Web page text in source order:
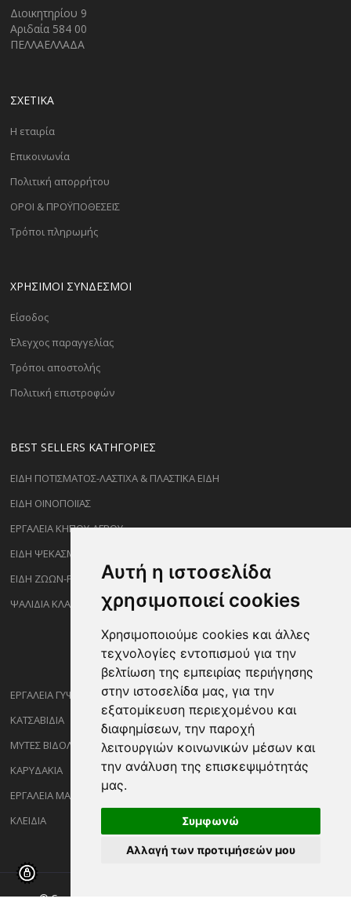
Αυτή η ιστοσελίδα
χρησιμοποιεί cookies
Χρησιμοποιούμε cookies και άλλες
τεχνολογίες εντοπισμού για την
βελτίωση της εμπειρίας περιήγησης
στην ιστοσελίδα μας, για την
εξατομίκευση περιεχομένου και
διαφημίσεων, την παροχή
λειτουργιών κοινωνικών μέσων και
την ανάλυση της επισκεψιμότητάς
μας.
Συμφωνώ
Αλλαγή των προτιμήσεών μου
Διοικητηρίου 9
Αριδαία 584 00
ΠΕΛΛΑΕΛΛΑΔΑ
ΣΧΕΤΙΚΑ
Η εταιρία
Επικοινωνία
Πολιτική απορρήτου
ΟΡΟΙ & ΠΡΟΫΠΟΘΕΣΕΙΣ
Τρόποι πληρωμής
ΧΡΗΣΙΜΟΙ ΣΥΝΔΕΣΜΟΙ
Είσοδος
Έλεγχος παραγγελίας
Τρόποι αποστολής
Πολιτική επιστροφών
BEST SELLERS ΚΑΤΗΓΟΡΊΕΣ
ΕΙΔΗ ΠΟΤΙΣΜΑΤΟΣ-ΛΑΣΤΙΧΑ & ΠΛΑΣΤΙΚΑ ΕΙΔΗ
ΕΙΔΗ ΟΙΝΟΠΟΙΪΑΣ
ΕΡΓΑΛΕΙΑ ΚΗΠΟΥ-ΑΓΡΟΥ
ΕΙΔΗ ΨΕΚΑΣΜΟΥ-ΡΑΝΤΙΣΜΑΤΟΣ
ΕΙΔΗ ΖΩΩΝ-PET
ΨΑΛΙΔΙΑ ΚΛΑΔΕΜΑΤΟΣ
ΕΡΓΑΛΕΙΑ ΓΥΨΟΣΑΝΙΔΑΣ
ΚΑΤΣΑΒΙΔΙΑ
ΜΥΤΕΣ ΒΙΔΟΛΟΓΩΝ
ΚΑΡΥΔΑΚΙΑ
ΕΡΓΑΛΕΙΑ ΜΑΡΑΓΓΩΝ
ΚΛΕΙΔΙΑ
© Copyright ©2026 Sakalidisshop.gr. All Rights Reserved.